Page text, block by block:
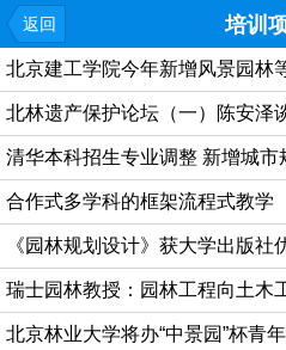
返回 培训
北京建工学院今年新增风景园林
北林遗产保护论坛（一）陈安泽
公园
清华本科招生专业调整 新增城市
合作式多学科的框架流程式教学
《园林规划设计》获大学出版社
瑞士园林教授：园林工程向土木
北京林业大学将办“中景园”杯青